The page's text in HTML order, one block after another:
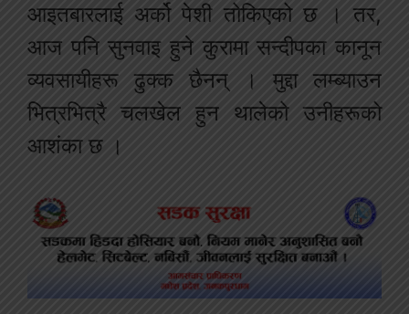
आइतबारलाई अर्को पेशी तोकिएको छ । तर,
आज पनि सुनवाइ हुने कुरामा सन्दीपका कानून
व्यवसायीहरू ढुक्क छैनन् । मुद्दा लम्ब्याउन
भित्रभित्रै चलखेल हुन थालेको उनीहरूको
आशंका छ ।